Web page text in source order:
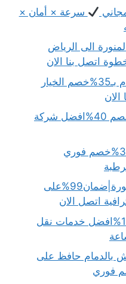
سرعة × أمان ×
الى الرياض
افضل شركة نقل عفش بالدمام بـ35%خصم الخيار
الان
دينا نقل عفش حي غرناطة..خصم 40%افضل شركة
دينا نقل عفش حي قرطبة بـ30%خصم فوري
شركة نقل عفش بالمدينة المنورة|ضمان99%على
دينا نقل عفش حي النسيم بـ18%افضل خدمات نقل
بالدمام حافظ على